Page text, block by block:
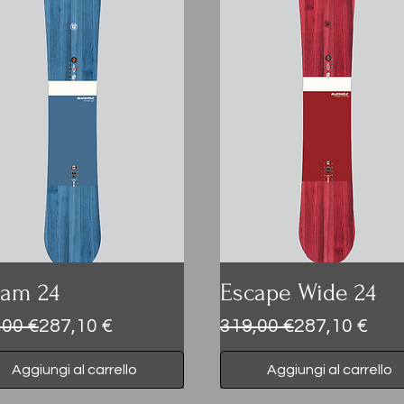
24
regolare
€
scontato
287,10 €
Aggiungi al carrello
Escape Wide 24
Prezzo regolare
319,00 €
Prezzo scontato
287,10 €
Aggiungi al carrello